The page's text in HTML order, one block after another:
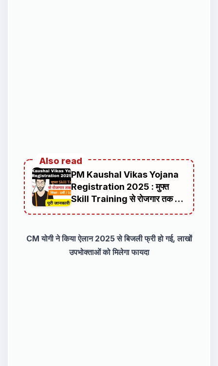
Also read
PM Kaushal Vikas Yojana
Registration 2025 : मुफ्त
Skill Training से रोजगार तक का
CM योगी ने किया ऐलान 2025 से बिजली फ्री हो गई, लाखों
उपभोक्ताओं को मिलेगा फायदा